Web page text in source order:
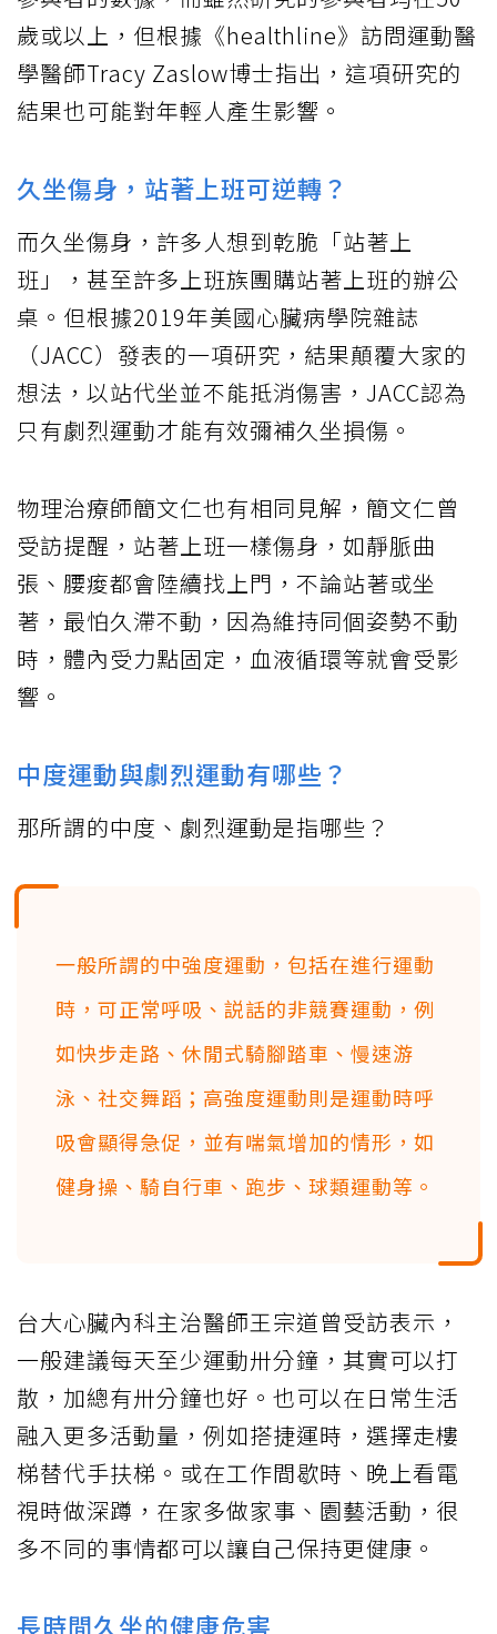
歲或以上，但根據《healthline》訪問運動醫
學醫師Tracy Zaslow博士指出，這項研究的
結果也可能對年輕人產生影響。
久坐傷身，站著上班可逆轉？
而久坐傷身，許多人想到乾脆「站著上
班」，甚至許多上班族團購站著上班的辦公
桌。但根據2019年美國心臟病學院雜誌
（JACC）發表的一項研究，結果顛覆大家的
想法，以站代坐並不能抵消傷害，JACC認為
只有劇烈運動才能有效彌補久坐損傷。
物理治療師簡文仁也有相同見解，簡文仁曾
受訪提醒，站著上班一樣傷身，如靜脈曲
張、腰痠都會陸續找上門，不論站著或坐
著，最怕久滯不動，因為維持同個姿勢不動
時，體內受力點固定，血液循環等就會受影
響。
中度運動與劇烈運動有哪些？
那所謂的中度、劇烈運動是指哪些？
一般所謂的中強度運動，包括在進行運動
時，可正常呼吸、説話的非競賽運動，例
如快步走路、休閒式騎腳踏車、慢速游
泳、社交舞蹈；高強度運動則是運動時呼
吸會顯得急促，並有喘氣增加的情形，如
健身操、騎自行車、跑步、球類運動等。
台大心臟內科主治醫師王宗道曾受訪表示，
一般建議每天至少運動卅分鐘，其實可以打
散，加總有卅分鐘也好。也可以在日常生活
融入更多活動量，例如搭捷運時，選擇走樓
梯替代手扶梯。或在工作間歇時、晚上看電
視時做深蹲，在家多做家事、園藝活動，很
多不同的事情都可以讓自己保持更健康。
長時間久坐的健康危害